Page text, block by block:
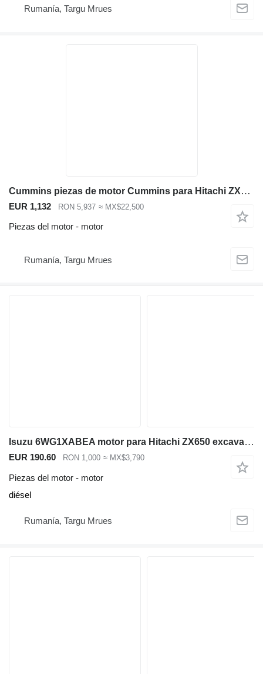
Rumanía, Targu Mrues
Cummins piezas de motor Cummins para Hitachi ZX470 excavadora
EUR 1,132 RON 5,937 ≈ MX$22,500
Piezas del motor - motor
Rumanía, Targu Mrues
Isuzu 6WG1XABEA motor para Hitachi ZX650 excavadora
EUR 190.60 RON 1,000 ≈ MX$3,790
Piezas del motor - motor
diésel
Rumanía, Targu Mrues